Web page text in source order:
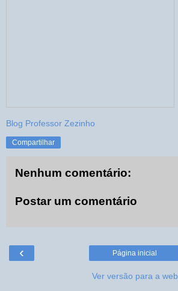
Blog Professor Zezinho
Compartilhar
Nenhum comentário:
Postar um comentário
‹ Página inicial
Ver versão para a web